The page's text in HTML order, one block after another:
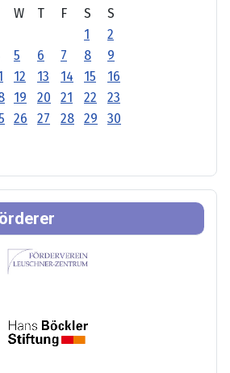
W T F S
S
1
2
5 6 7 8
9
12 13 14 15
16
19 20 21 22
23
26 27 28 29
30